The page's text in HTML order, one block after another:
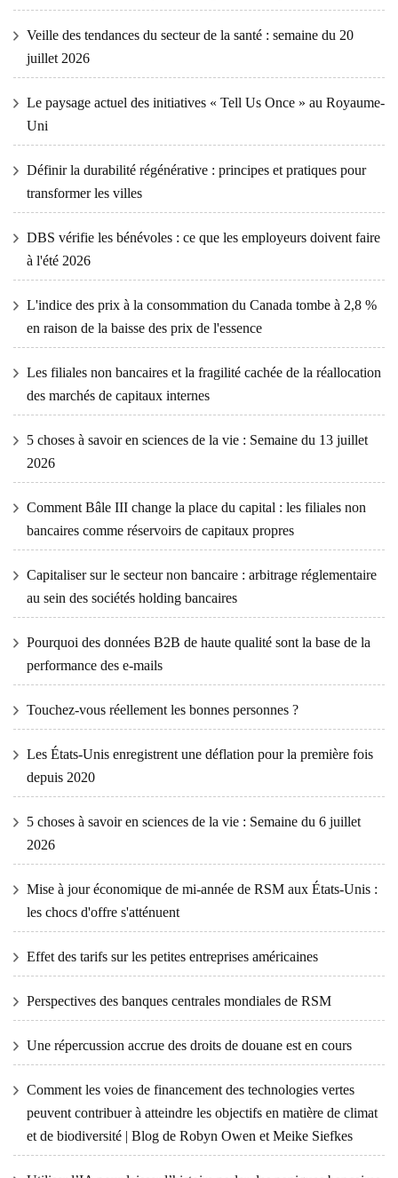
Veille des tendances du secteur de la santé : semaine du 20
juillet 2026
Le paysage actuel des initiatives « Tell Us Once » au Royaume-
Uni
Définir la durabilité régénérative : principes et pratiques pour
transformer les villes
DBS vérifie les bénévoles : ce que les employeurs doivent faire
à l'été 2026
L'indice des prix à la consommation du Canada tombe à 2,8 %
en raison de la baisse des prix de l'essence
Les filiales non bancaires et la fragilité cachée de la réallocation
des marchés de capitaux internes
5 choses à savoir en sciences de la vie : Semaine du 13 juillet
2026
Comment Bâle III change la place du capital : les filiales non
bancaires comme réservoirs de capitaux propres
Capitaliser sur le secteur non bancaire : arbitrage réglementaire
au sein des sociétés holding bancaires
Pourquoi des données B2B de haute qualité sont la base de la
performance des e-mails
Touchez-vous réellement les bonnes personnes ?
Les États-Unis enregistrent une déflation pour la première fois
depuis 2020
5 choses à savoir en sciences de la vie : Semaine du 6 juillet
2026
Mise à jour économique de mi-année de RSM aux États-Unis :
les chocs d'offre s'atténuent
Effet des tarifs sur les petites entreprises américaines
Perspectives des banques centrales mondiales de RSM
Une répercussion accrue des droits de douane est en cours
Comment les voies de financement des technologies vertes
peuvent contribuer à atteindre les objectifs en matière de climat
et de biodiversité | Blog de Robyn Owen et Meike Siefkes